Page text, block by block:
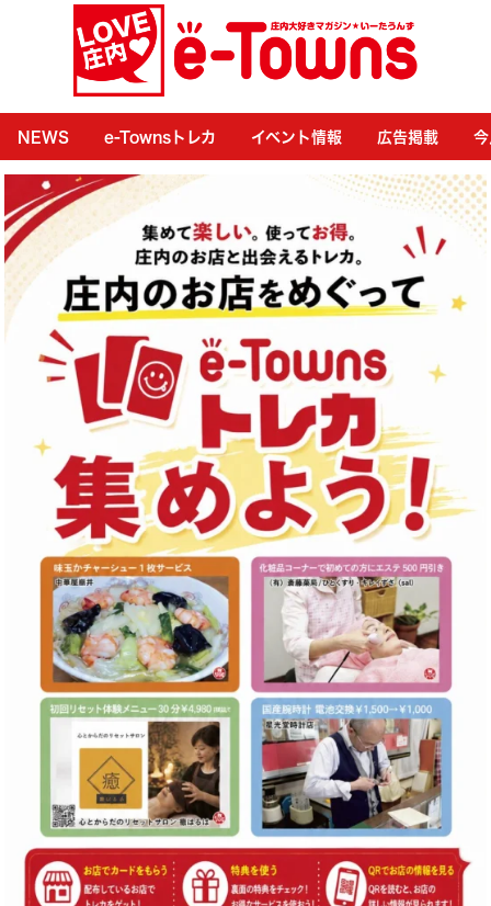
NEWS e-Townsトレカ イベント情報 広告掲載